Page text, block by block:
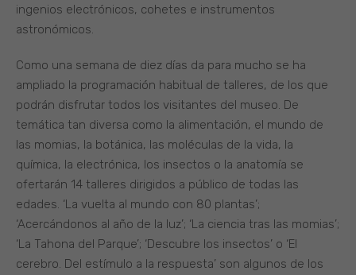
ingenios electrónicos, cohetes e instrumentos
astronómicos.
Como una semana de diez días da para mucho se ha
ampliado la programación habitual de talleres, de los que
podrán disfrutar todos los visitantes del museo. De
temática tan diversa como la alimentación, el mundo de
las momias, la botánica, las moléculas de la vida, la
química, la electrónica, los insectos o la anatomía se
ofertarán 14 talleres dirigidos a público de todas las
edades. ‘La vuelta al mundo con 80 plantas’;
‘Acercándonos al año de la luz’; ‘La ciencia tras las momias’;
‘La Tahona del Parque’; ‘Descubre los insectos’ o ‘El
cerebro. Del estímulo a la respuesta’ son algunos de los